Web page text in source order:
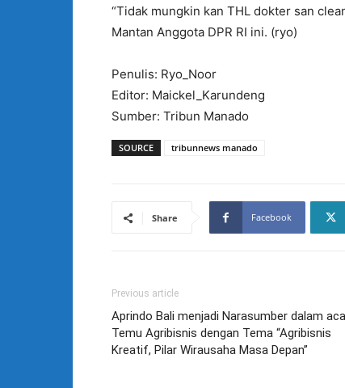
“Tidak mungkin kan THL dokter san
Mantan Anggota DPR RI ini. (ryo)
Penulis: Ryo_Noor
Editor: Maickel_Karundeng
Sumber: Tribun Manado
SOURCE tribunnews manado
Share Facebook
Previous article
Aprindo Bali menjadi Narasumber dalam
Temu Agribisnis dengan Tema “Agribisnis
Kreatif, Pilar Wirausaha Masa Depan”